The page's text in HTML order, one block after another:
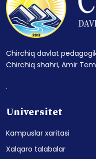
Chirchiq davlat
Chirchiq shahri, Amir
.
Universitet
Kampuslar xaritasi
Xalqaro talabalar